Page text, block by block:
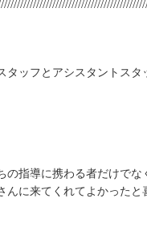
タッフとアシスタントスタ
の指導に携わる者だけで
んに来てくれてよかった